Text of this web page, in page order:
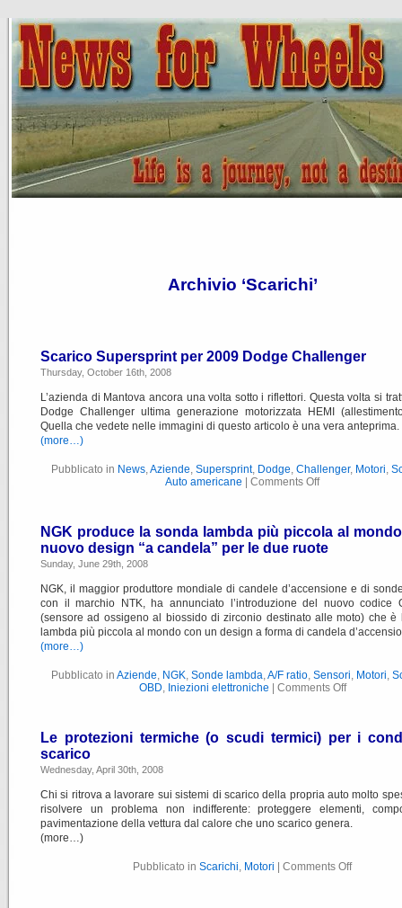
Archivio ‘Scarichi’
Scarico Supersprint per 2009 Dodge Challenger
Thursday, October 16th, 2008
L’azienda di Mantova ancora una volta sotto i riflettori. Questa volta si
Dodge Challenger ultima generazione motorizzata HEMI
Quella che vedete nelle immagini di questo articolo è una vera anteprima.
(more…)
Pubblicato in News,Aziende, Supersprint, Dodge, Challenger, Motori,
Auto americane
Comments Off
NGK produce la sonda lambda più piccola al
nuovo design “a candela” per le due ruote
Sunday, June 29th, 2008
NGK, il maggior produttore mondiale di candele d’accensione e di
con il marchio NTK, ha annunciato l’introduzione del nuovo codice
(sensore ad ossigeno al biossido di zirconio destinato alle moto) che è
lambda più piccola al mondo con un design a forma di candela
(more…)
Pubblicato in Aziende, NGK, Sonde lambda,A/F ratio, Sensori, Motori,
OBD, Iniezioni elettroniche Comments Off
Le protezioni termiche (o scudi termici) per i
scarico
Wednesday, April 30th, 2008
Chi si ritrova a lavorare sui sistemi di scarico della propria auto molto
risolvere un problema non indifferente: proteggere elementi,
pavimentazione della vettura dal calore che uno scarico genera.
(more…)
Pubblicato in Scarichi, Motori Comments Off